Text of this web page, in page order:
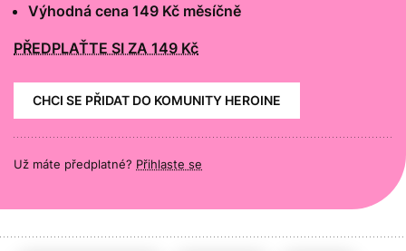
Výhodná cena 149 Kč měsíčně
PŘEDPLAŤTE SI ZA 149 Kč
CHCI SE PŘIDAT DO KOMUNITY HEROINE
Už máte předplatné? Přihlaste se